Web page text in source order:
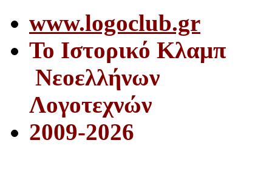
www.logoclub.gr
Το Iστορικό Κλαμπ
Νεοελλήνων
Λογοτεχνών
2009-2026